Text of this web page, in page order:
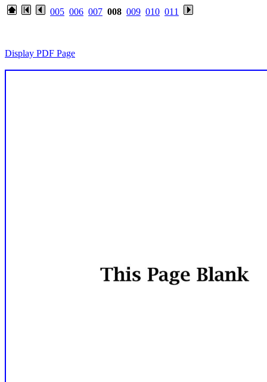
005 006 007 008 009 010 011
Display PDF Page